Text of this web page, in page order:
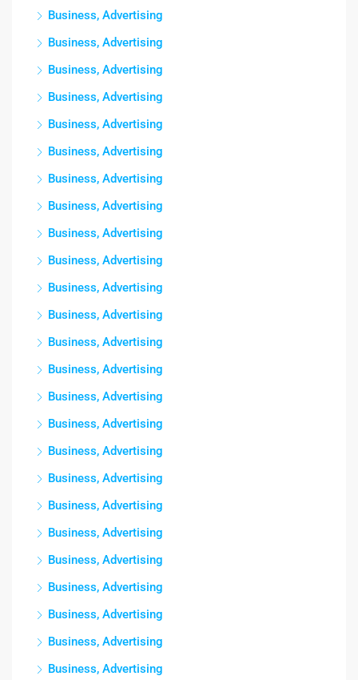
Business, Advertising
Business, Advertising
Business, Advertising
Business, Advertising
Business, Advertising
Business, Advertising
Business, Advertising
Business, Advertising
Business, Advertising
Business, Advertising
Business, Advertising
Business, Advertising
Business, Advertising
Business, Advertising
Business, Advertising
Business, Advertising
Business, Advertising
Business, Advertising
Business, Advertising
Business, Advertising
Business, Advertising
Business, Advertising
Business, Advertising
Business, Advertising
Business, Advertising